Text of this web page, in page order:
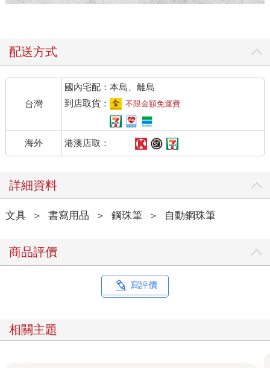
配送方式
台灣
國內宅配：本島、離島
到店取貨：
不限金額免運費
海外 港澳店取：
詳細資料
文具 ＞ 書寫用品 ＞ 鋼珠筆 ＞ 自動鋼珠筆
商品評價
寫評價
相關主題